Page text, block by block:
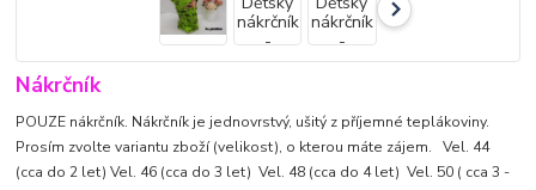
Nákrčník
POUZE nákrčník. Nákrčník je jednovrstvý, ušitý z příjemné teplákoviny.
Prosím zvolte variantu zboží (velikost), o kterou máte zájem. Vel. 44
(cca do 2 let) Vel. 46 (cca do 3 let) Vel. 48 (cca do 4 let) Vel. 50 ( cca 3 -